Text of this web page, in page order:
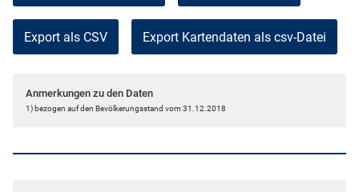
Export als CSV
Anmerkungen zu den Daten
1) bezogen auf den Bevölkerungsstand vom 31.12.2018